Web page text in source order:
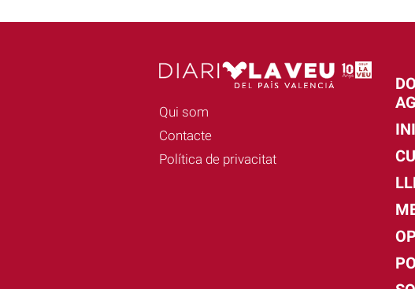
Qui som
Contacte
Política de privacitat